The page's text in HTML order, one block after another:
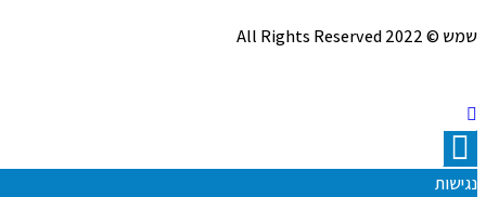
שמש © 2022 All Rights Reserved
נגישות